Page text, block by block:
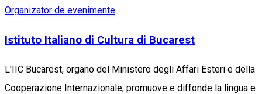
Organizator de evenimente
Istituto Italiano di Cultura di Bucarest
L'IIC Bucarest, organo del Ministero degli Affari Esteri e della
Cooperazione Internazionale, promuove e diffonde la lingua e